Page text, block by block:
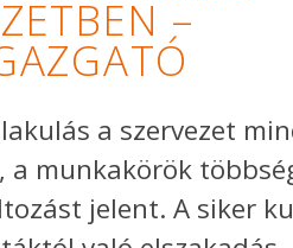
–
a szervezet
munkakörök
jelent. A siker